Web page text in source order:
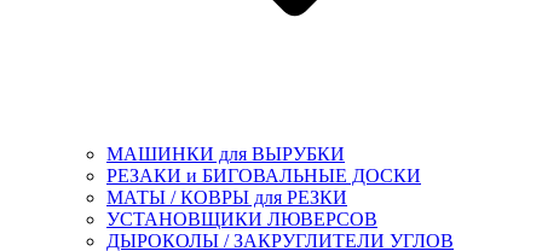
МАШИНКИ для ВЫРУБКИ
РЕЗАКИ и БИГОВАЛЬНЫЕ ДОСКИ
МАТЫ / КОВРЫ для РЕЗКИ
УСТАНОВЩИКИ ЛЮВЕРСОВ
ДЫРОКОЛЫ / ЗАКРУГЛИТЕЛИ УГЛОВ